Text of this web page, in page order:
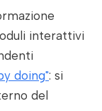
interattivi
doing": si
del